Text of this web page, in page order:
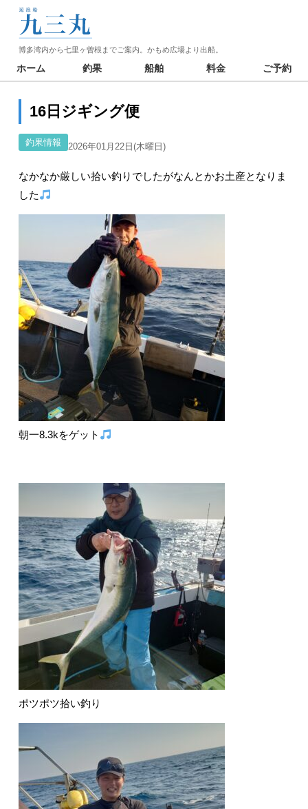
博多湾内から七里ヶ曽根までご案内。かもめ広場より出船。
ホーム 釣果 船舶 料金 ご予約
16日ジギング便
釣果情報 2026年01月22日(木曜日)
なかなか厳しい拾い釣りでしたがなんとかお土産となりま
した
朝一8.3kをゲット
ポツポツ拾い釣り